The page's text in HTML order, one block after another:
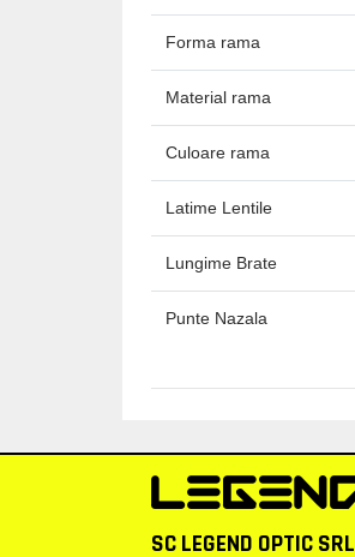
Forma rama
Material rama
Culoare rama
Latime Lentile
Lungime Brate
Punte Nazala
SC LEGEND OPTIC SRL